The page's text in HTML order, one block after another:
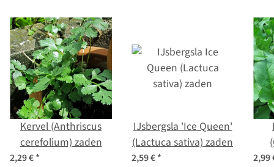
Kervel (Anthriscus
cerefolium) zaden
2,29 €*
IJsbergsla 'Ice Queen'
(Lactuca sativa) zaden
2,59 €* 2,99